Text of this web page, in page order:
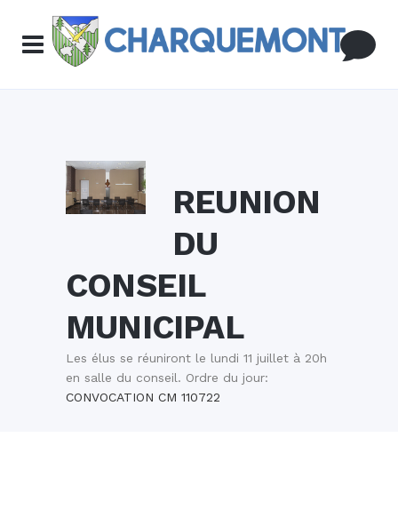
REUNION
DU
CONSEIL
MUNICIPAL
Les élus se réuniront le lundi 11 juillet à 20h
en salle du conseil. Ordre du jour:
CONVOCATION CM 110722